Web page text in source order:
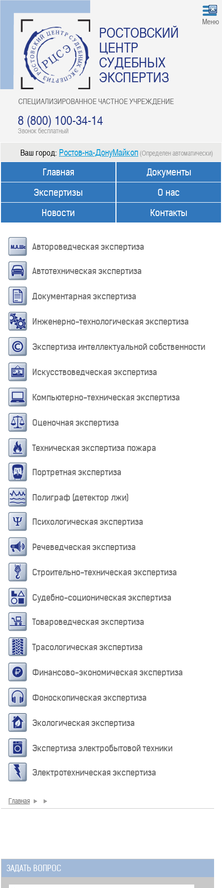
РОСТОВСКИЙ
ЦЕНТР
СУДЕБНЫХ
ЭКСПЕРТИЗ
СПЕЦИАЛИЗИРОВАННОЕ ЧАСТНОЕ УЧРЕЖДЕНИЕ
8 (800) 100-34-14
Звонок бесплатный
Меню
Ваш город: Ростов-на-ДонуМайкоп (Определен автоматически)
Главная
Экспертизы
Новости
Документы
О нас
Контакты
Автороведческая экспертиза
Автотехническая экспертиза
Документарная экспертиза
Инженерно-технологическая экспертиза
Экспертиза интеллектуальной собственности
Искусствоведческая экспертиза
Компьютерно-техническая экспертиза
Оценочная экспертиза
Техническая экспертиза пожара
Портретная экспертиза
Полиграф (детектор лжи)
Психологическая экспертиза
Речеведческая экспертиза
Строительно-техническая экспертиза
Судебно-соционическая экспертиза
Товароведческая экспертиза
Трасологическая экспертиза
Финансово-экономическая экспертиза
Фоноскопическая экспертиза
Экологическая экспертиза
Экспертиза электробытовой техники
Электротехническая экспертиза
Главная
ЗАДАТЬ ВОПРОС